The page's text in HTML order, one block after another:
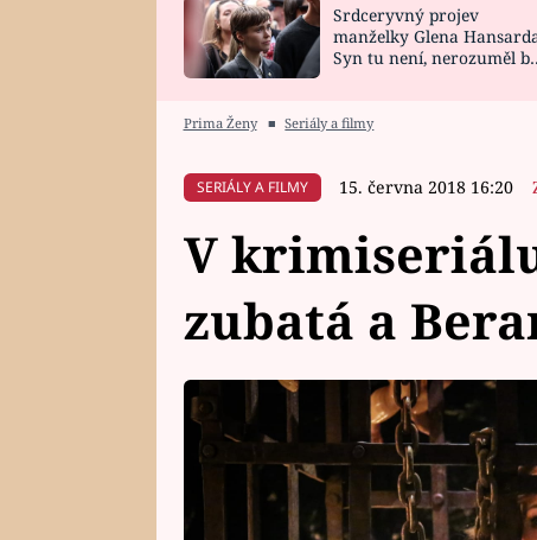
HOROSKOP NA
CELEBRITY
VAŘENÍ
Srdceryvný projev
manželky Glena
Syn tu není, nerozuměl by
Prima Ženy ■ Seriály a filmy
SERIÁLY A FILMY 15. června 2018 16:20
V
zubatá a